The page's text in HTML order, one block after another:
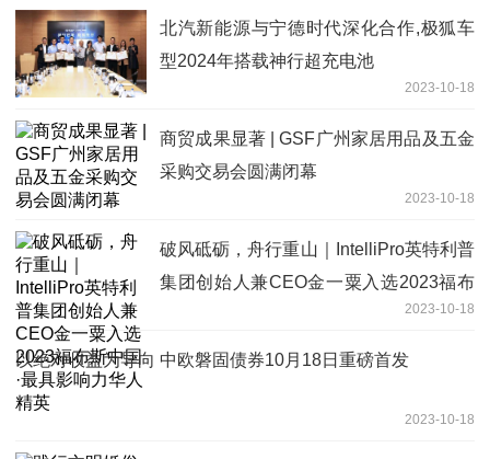
北汽新能源与宁德时代深化合作,极狐车
型2024年搭载神行超充电池
2023-10-18
商贸成果显著 | GSF广州家居用品及五金
采购交易会圆满闭幕
2023-10-18
破风砥砺，舟行重山｜IntelliPro英特利普
集团创始人兼CEO金一粟入选2023福布
2023-10-18
以绝对收益为导向 中欧磐固债券10月18日重磅首发
2023-10-18